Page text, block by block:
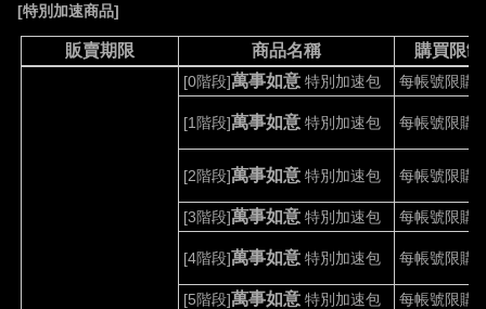
[特別加速商品]
販賣期限 商品名稱 購買限制
[0階段]萬事如意 特別加速包 每帳號限購
[1階段]萬事如意 特別加速包 每帳號限購
[2階段]萬事如意 特別加速包 每帳號限購
[3階段]萬事如意 特別加速包 每帳號限購
[4階段]萬事如意 特別加速包 每帳號限購
[5階段]萬事如意 特別加速包 每帳號限購